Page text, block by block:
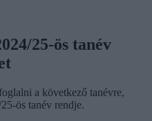
25-ös tanév
a következő tanévre,
ös tanév rendje.